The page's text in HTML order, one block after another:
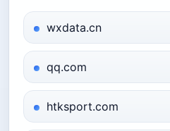
wxdata.cn
qq.com
htksport.com